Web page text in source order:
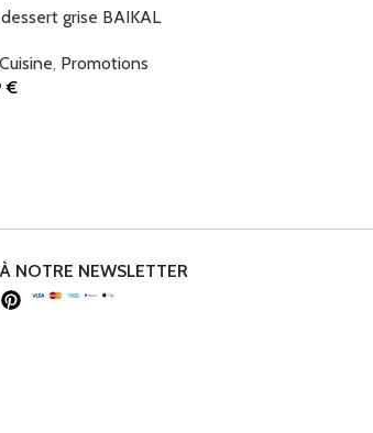
grise BAIKAL
Cuisine, Promotions
€
NOTRE NEWSLETTER